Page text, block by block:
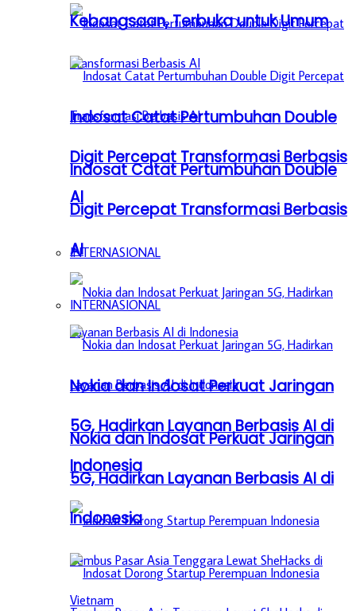
Indosat Catat Pertumbuhan Double
Digit Percepat Transformasi Berbasis
AI
INTERNASIONAL
Nokia dan Indosat Perkuat Jaringan
5G, Hadirkan Layanan Berbasis AI di
Indonesia
Kebangsaan, Terbuka untuk Umum
Indosat Catat Pertumbuhan Double
Digit Percepat Transformasi Berbasis
AI
INTERNASIONAL
Nokia dan Indosat Perkuat Jaringan
5G, Hadirkan Layanan Berbasis AI di
Indonesia